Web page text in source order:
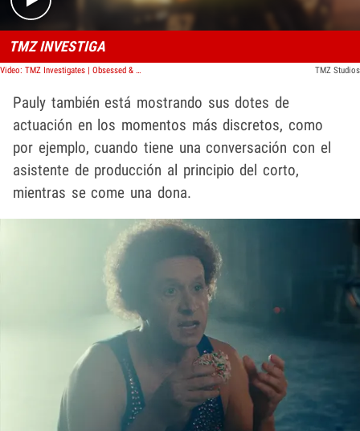
TMZ INVESTIGA
Video: TMZ Investigates | Obsessed & Dangerous: Hollywood's Stalker Crisis TMZ Studios
Pauly también está mostrando sus dotes de
actuación en los momentos más discretos, como
por ejemplo, cuando tiene una conversación con el
asistente de producción al principio del corto,
mientras se come una dona.